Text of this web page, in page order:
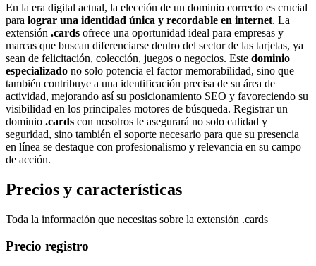
En la era digital actual, la elección de un dominio correcto es crucial
para lograr una identidad única y recordable en internet. La
extensión .cards ofrece una oportunidad ideal para empresas y
marcas que buscan diferenciarse dentro del sector de las tarjetas, ya
sean de felicitación, colección, juegos o negocios. Este dominio
especializado no solo potencia el factor memorabilidad, sino que
también contribuye a una identificación precisa de su área de
actividad, mejorando así su posicionamiento SEO y favoreciendo su
visibilidad en los principales motores de búsqueda. Registrar un
dominio .cards con nosotros le asegurará no solo calidad y
seguridad, sino también el soporte necesario para que su presencia
en línea se destaque con profesionalismo y relevancia en su campo
de acción.
Precios y características
Toda la información que necesitas sobre la extensión .cards
Precio registro